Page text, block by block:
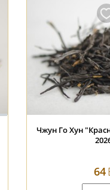
Чжун Го Хун
64